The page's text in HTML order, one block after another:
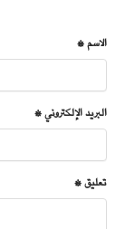
الاسم *
البريد الإلكتروني *
تعليق *